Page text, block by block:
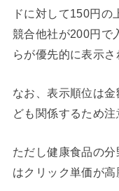
ドに対して150円の
競合他社が200円で
らが優先的に表示さ
なお、表示順位は
ども関係するため注
ただし健康食品の
はクリック単価が高